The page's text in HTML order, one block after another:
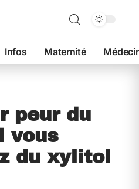
Infos Maternité
peur du
vous
du xylitol